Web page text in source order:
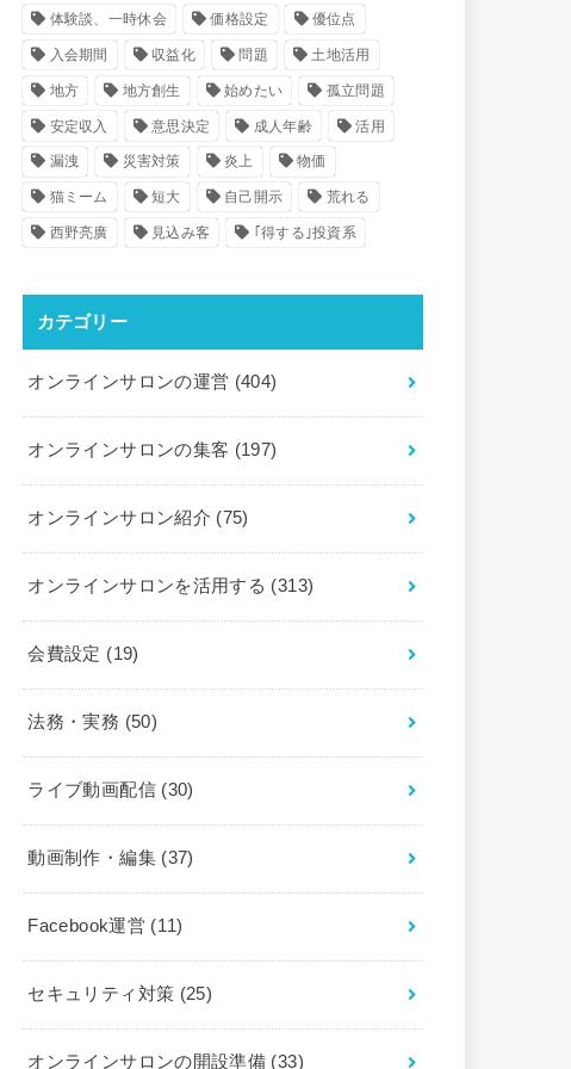
体験談、一時休会 価格設定 優位点
入会期間 収益化 問題 土地活用
地方 地方創生 始めたい 孤立問題
安定収入 意思決定 成人年齢 活用
漏洩 災害対策 炎上 物価
猫ミーム 短大 自己開示 荒れる
西野亮廣 見込み客 ｢得する｣投資系
カテゴリー
オンラインサロンの運営 (404)
オンラインサロンの集客 (197)
オンラインサロン紹介 (75)
オンラインサロンを活用する (313)
会費設定 (19)
法務・実務 (50)
ライブ動画配信 (30)
動画制作・編集 (37)
Facebook運営 (11)
セキュリティ対策 (25)
オンラインサロンの開設準備 (33)